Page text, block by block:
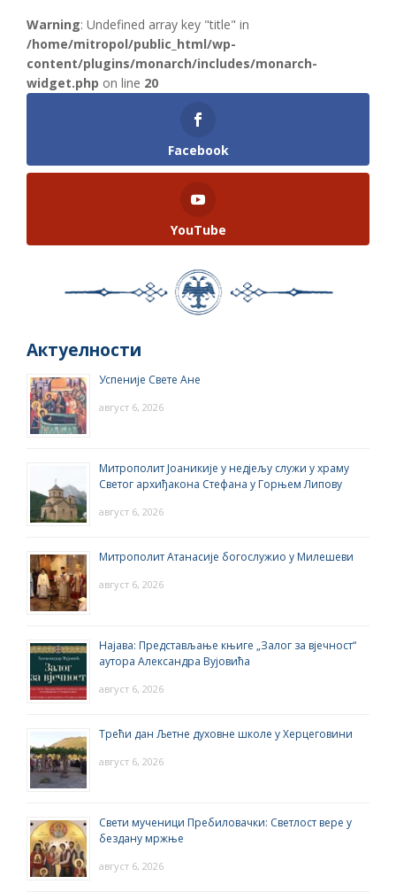
Warning: Undefined array key "title" in
/home/mitropol/public_html/wp-
content/plugins/monarch/includes/monarch-
widget.php on line 20
Facebook
YouTube
Актуелности
Успеније Свете Ане
август 6, 2026
Митрополит Јоаникије у недјељу служи у храму
Светог архиђакона Стефана у Горњем Липову
август 6, 2026
Митрополит Атанасије богослужио у Милешеви
август 6, 2026
Најава: Представљање књиге „Залог за вјечност“
аутора Александра Вујовића
август 6, 2026
Трећи дан Љетне духовне школе у Херцеговини
август 6, 2026
Свети мученици Пребиловачки: Светлост вере у
бездану мржње
август 6, 2026